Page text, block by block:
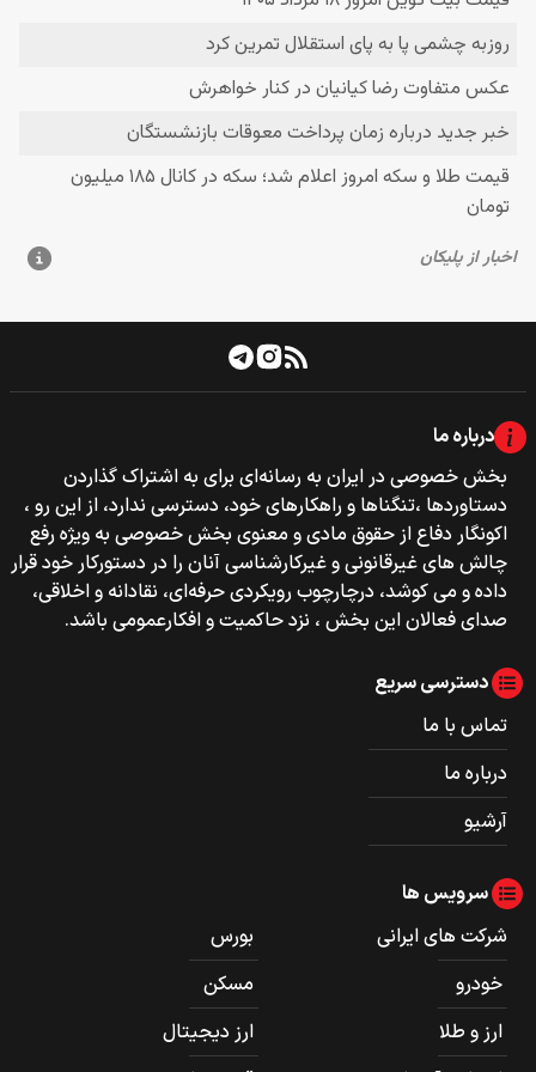
درباره ما
بخش خصوصی‌‌ در ایران به رسانه‌ای برای به اشتراک گذاردن
دستاوردها ،تنگناها و راهکارهای خود، دسترسی ندارد، از این رو ،
اکونگار دفاع از حقوق مادی و معنوی بخش خصوصی به ویژه رفع
چالش های غیرقانونی و غیرکارشناسی آنان را در دستورکار خود قرار
داده و می کوشد، درچارچوب رویکردی حرفه‌ای، نقادانه و اخلاقی،
صدای فعالان این بخش ، نزد حاکمیت و افکارعمومی باشد.
دسترسی سریع
تماس با ما
درباره ما
آرشیو
سرویس ها
شرکت های ایرانی
بورس
خودرو
مسکن
ارز و طلا
ارز دیجیتال